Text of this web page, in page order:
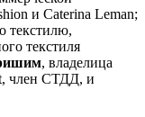
и Caterina Leman;
текстилю,
текстиля
, владелица
член СТДД, и